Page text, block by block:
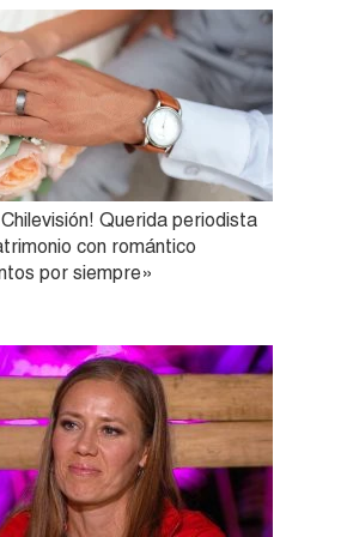
Querida periodista
con romántico
por siempre»